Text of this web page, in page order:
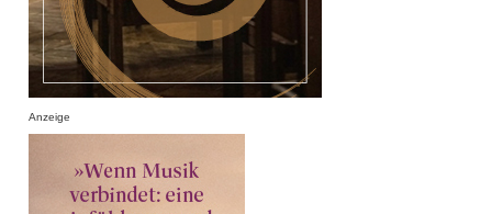
Anzeige